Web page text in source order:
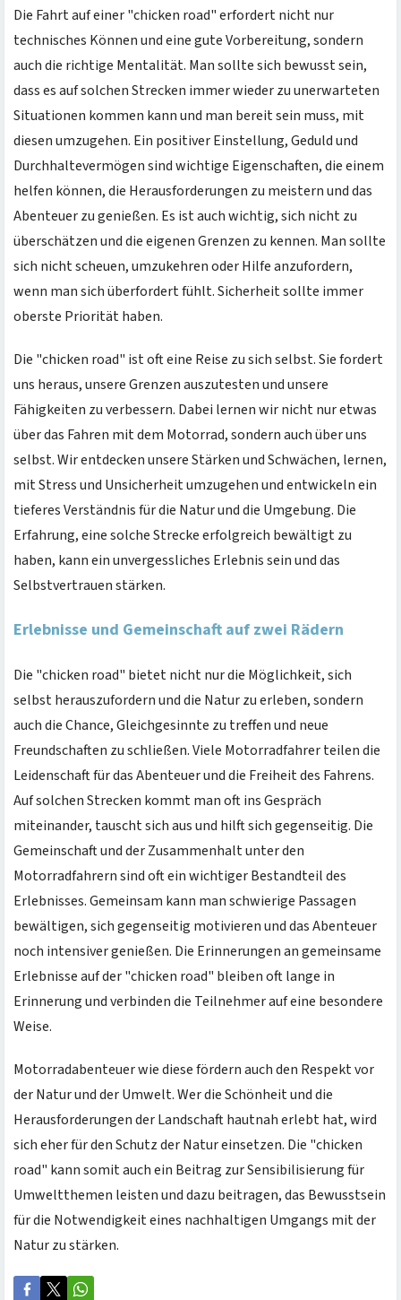
Die Fahrt auf einer "chicken road" erfordert nicht nur
technisches Können und eine gute Vorbereitung, sondern
auch die richtige Mentalität. Man sollte sich bewusst sein,
dass es auf solchen Strecken immer wieder zu unerwarteten
Situationen kommen kann und man bereit sein muss, mit
diesen umzugehen. Ein positiver Einstellung, Geduld und
Durchhaltevermögen sind wichtige Eigenschaften, die einem
helfen können, die Herausforderungen zu meistern und das
Abenteuer zu genießen. Es ist auch wichtig, sich nicht zu
überschätzen und die eigenen Grenzen zu kennen. Man sollte
sich nicht scheuen, umzukehren oder Hilfe anzufordern,
wenn man sich überfordert fühlt. Sicherheit sollte immer
oberste Priorität haben.
Die "chicken road" ist oft eine Reise zu sich selbst. Sie fordert
uns heraus, unsere Grenzen auszutesten und unsere
Fähigkeiten zu verbessern. Dabei lernen wir nicht nur etwas
über das Fahren mit dem Motorrad, sondern auch über uns
selbst. Wir entdecken unsere Stärken und Schwächen, lernen,
mit Stress und Unsicherheit umzugehen und entwickeln ein
tieferes Verständnis für die Natur und die Umgebung. Die
Erfahrung, eine solche Strecke erfolgreich bewältigt zu
haben, kann ein unvergessliches Erlebnis sein und das
Selbstvertrauen stärken.
Erlebnisse und Gemeinschaft auf zwei Rädern
Die "chicken road" bietet nicht nur die Möglichkeit, sich
selbst herauszufordern und die Natur zu erleben, sondern
auch die Chance, Gleichgesinnte zu treffen und neue
Freundschaften zu schließen. Viele Motorradfahrer teilen die
Leidenschaft für das Abenteuer und die Freiheit des Fahrens.
Auf solchen Strecken kommt man oft ins Gespräch
miteinander, tauscht sich aus und hilft sich gegenseitig. Die
Gemeinschaft und der Zusammenhalt unter den
Motorradfahrern sind oft ein wichtiger Bestandteil des
Erlebnisses. Gemeinsam kann man schwierige Passagen
bewältigen, sich gegenseitig motivieren und das Abenteuer
noch intensiver genießen. Die Erinnerungen an gemeinsame
Erlebnisse auf der "chicken road" bleiben oft lange in
Erinnerung und verbinden die Teilnehmer auf eine besondere
Weise.
Motorradabenteuer wie diese fördern auch den Respekt vor
der Natur und der Umwelt. Wer die Schönheit und die
Herausforderungen der Landschaft hautnah erlebt hat, wird
sich eher für den Schutz der Natur einsetzen. Die "chicken
road" kann somit auch ein Beitrag zur Sensibilisierung für
Umweltthemen leisten und dazu beitragen, das Bewusstsein
für die Notwendigkeit eines nachhaltigen Umgangs mit der
Natur zu stärken.